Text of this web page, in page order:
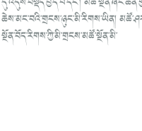
ཆེས་མང་བའི་གྲངས་ཉུང་མི་རིགས་ཡིན།
སྔོན་བོད་རིགས་ཀྱི་མི་གྲངས་མཚོ་སྔོན་མི་